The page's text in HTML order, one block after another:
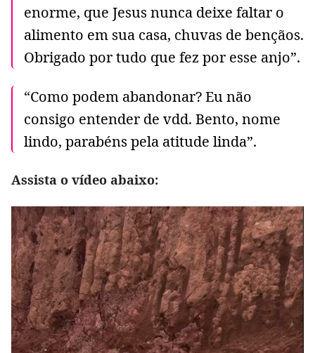
enorme, que Jesus nunca deixe faltar o
alimento em sua casa, chuvas de bençãos.
Obrigado por tudo que fez por esse anjo”.
“Como podem abandonar? Eu não
consigo entender de vdd. Bento, nome
lindo, parabéns pela atitude linda”.
Assista o vídeo abaixo: